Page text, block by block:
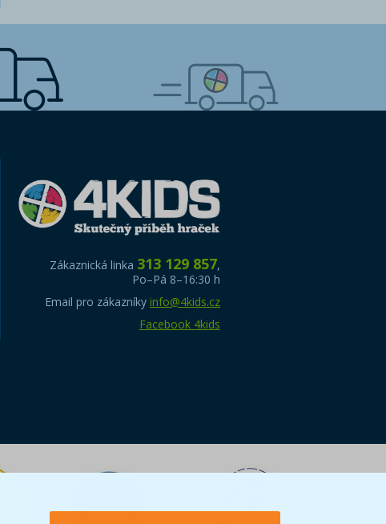
Zákaznická linka 313 129 857,
Po–Pá 8–16:30 h
Email pro zákazníky info@4kids.cz
Facebook 4kids